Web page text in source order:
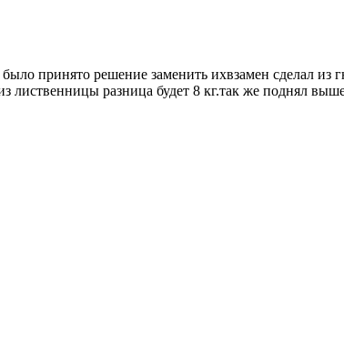
принято решение заменить ихвзамен сделал
разница будет 8 кг.так же поднял